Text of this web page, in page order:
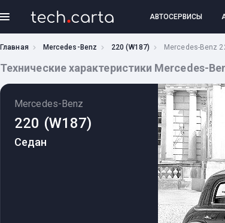
АВТОСЕРВИСЫ
Главная Mercedes-Benz 220 (W187) Mercedes-Benz
Технические характеристики Mercedes-
Mercedes-Benz
220 (W187)
Седан